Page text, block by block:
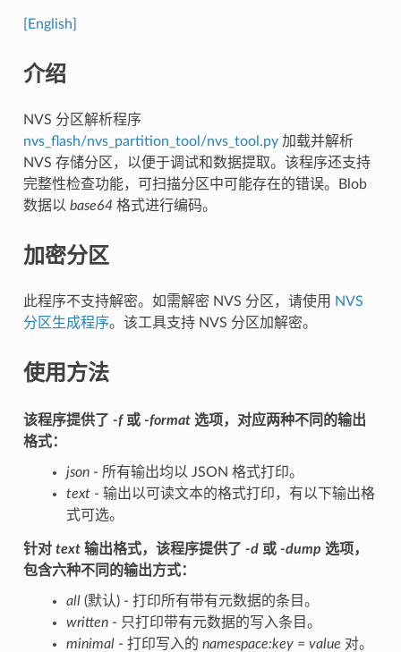
[English]
介绍
NVS 分区解析程序
nvs_flash/nvs_partition_tool/nvs_tool.py加载并解析
NVS 存储分区，以便于调试和数据提取。该程序还支持
完整性检查功能，可扫描分区中可能存在的错误。Blob
数据以 base64格式进行编码。
加密分区
此程序不支持解密。如需解密 NVS 分区，请使用 NVS
分区生成程序。该工具支持 NVS 分区加解密。
使用方法
该程序提供了 -f或 -format选项，对应两种不同的输出
格式：
json- 所有输出均以 JSON 格式打印。
text- 输出以可读文本的格式打印，有以下输出格
式可选。
针对 text输出格式，该程序提供了 -d或 -dump 选项，
包含六种不同的输出方式：
all(默认) - 打印所有带有元数据的条目。
written- 只打印带有元数据的写入条目。
minimal- 打印写入的 namespace:key = value 对。